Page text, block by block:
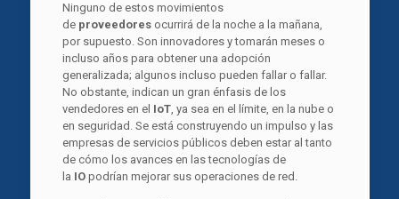
Ninguno de estos movimientos
deproveedoresocurrirá de la noche a la mañana,
por supuesto. Son innovadores y tomarán meses o
incluso años para obtener una adopción
generalizada; algunos incluso pueden fallar o fallar.
No obstante, indican un gran énfasis de los
vendedores en el IoT, ya sea en el límite, en la nube o
en seguridad. Se está construyendo un impulso y las
empresas de servicios públicos deben estar al tanto
de cómo los avances en las tecnologías de
la IOpodrían mejorar sus operaciones de red.